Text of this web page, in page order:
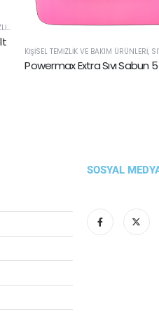
KIŞISEL TEMIZLIK VE BAKIM ÜRÜNLERI,
Powermax Extra Sıvı Sabun
SOSYAL